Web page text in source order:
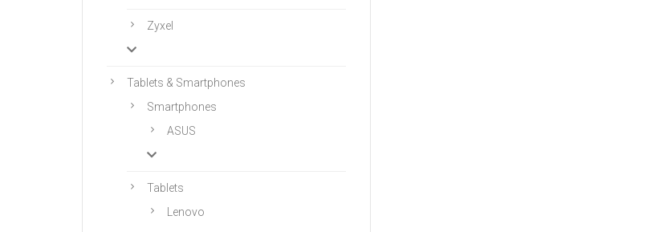
Zyxel
Tablets & Smartphones
Smartphones
ASUS
Tablets
Lenovo